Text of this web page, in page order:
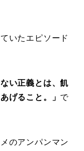
いたエピソード
ない正義とは、飢
げること。」 で
のアンパンマン